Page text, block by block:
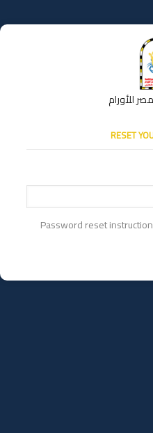
للأورام
RESET
Password reset